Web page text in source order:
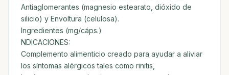
Antiaglomerantes (magnesio estearato, dióxido de
silicio) y Envoltura (celulosa).
Ingredientes (mg/cáps.)
NDICACIONES:
Complemento alimenticio creado para ayudar a aliviar
los síntomas alérgicos tales como rinitis,